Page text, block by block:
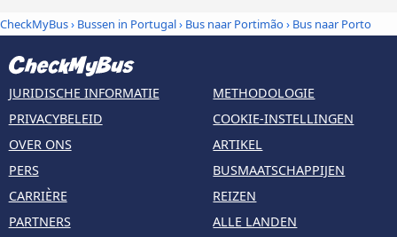
CheckMyBus› Bussen in Portugal› Bus naar Portimão› Bus naar Porto
JURIDISCHE INFORMATIE
PRIVACYBELEID
OVER ONS
PERS
CARRIÈRE
PARTNERS
METHODOLOGIE
COOKIE-INSTELLINGEN
ARTIKEL
BUSMAATSCHAPPIJEN
REIZEN
ALLE LANDEN